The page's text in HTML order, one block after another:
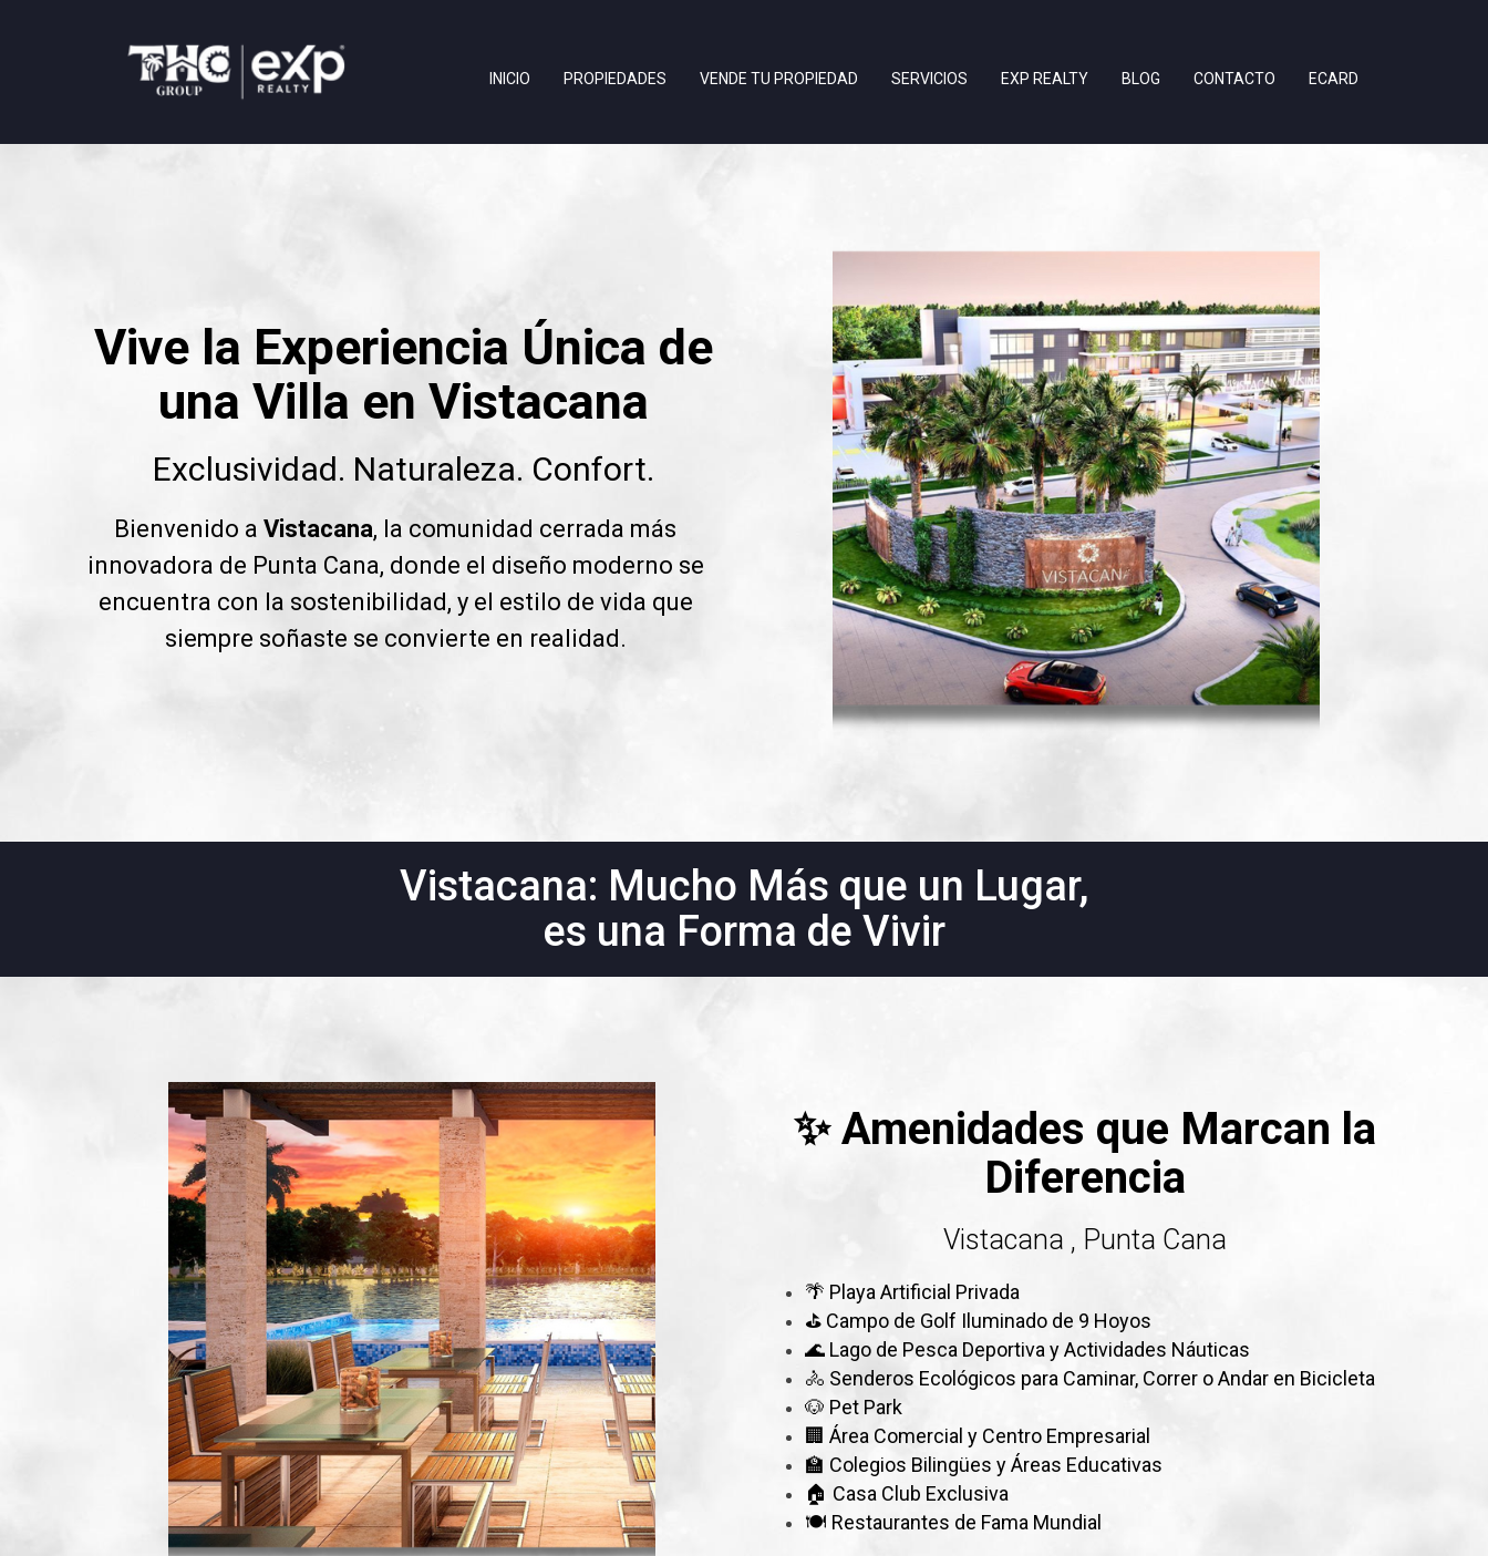
INICIO PROPIEDADES VENDE TU PROPIEDAD SERVICIOS EXP REALTY BLOG CONTACTO ECARD
Vive la Experiencia Única de
una Villa en Vistacana
Exclusividad. Naturaleza. Confort.
Bienvenido a Vistacana, la comunidad cerrada más
innovadora de Punta Cana, donde el diseño moderno se
encuentra con la sostenibilidad, y el estilo de vida que
siempre soñaste se convierte en realidad.
Vistacana: Mucho Más que un Lugar,
es una Forma de Vivir
✨ Amenidades que Marcan la
Diferencia
Vistacana , Punta Cana
🌴 Playa Artificial Privada
⛳ Campo de Golf Iluminado de 9 Hoyos
🌊 Lago de Pesca Deportiva y Actividades Náuticas
🚴 Senderos Ecológicos para Caminar, Correr o Andar en Bicicleta
🐶 Pet Park
🏢 Área Comercial y Centro Empresarial
🏫 Colegios Bilingües y Áreas Educativas
🏠 Casa Club Exclusiva
🍽️ Restaurantes de Fama Mundial